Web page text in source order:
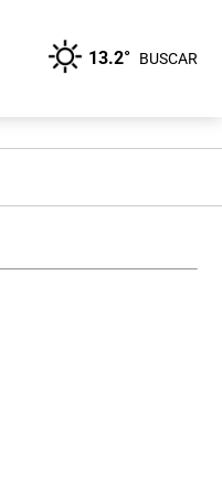
13.2° BUSCAR